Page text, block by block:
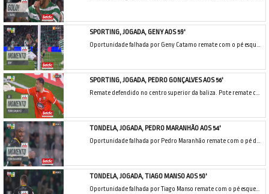
SPORTING, JOGADA, GENY AOS 59'
Oportunidade falhada por Geny Catamo remate com o pé esquerdo em frente à baliza. Assistência de Maxi Araújo de cabeça.
SPORTING, JOGADA, PEDRO GONÇALVES AOS 56'
Remate defendido no centro superior da baliza. Pote remate com o pé direito do lado esquerdo da área.
TONDELA, JOGADA, PEDRO MARANHÃO AOS 54'
Oportunidade falhada por Pedro Maranhão remate com o pé direito do lado direito da área. Assistência de Rony Lopes depois de um contra ataque.
TONDELA, JOGADA, TIAGO MANSO AOS 50'
Oportunidade falhada por Tiago Manso remate com o pé esquerdo de fora da área.